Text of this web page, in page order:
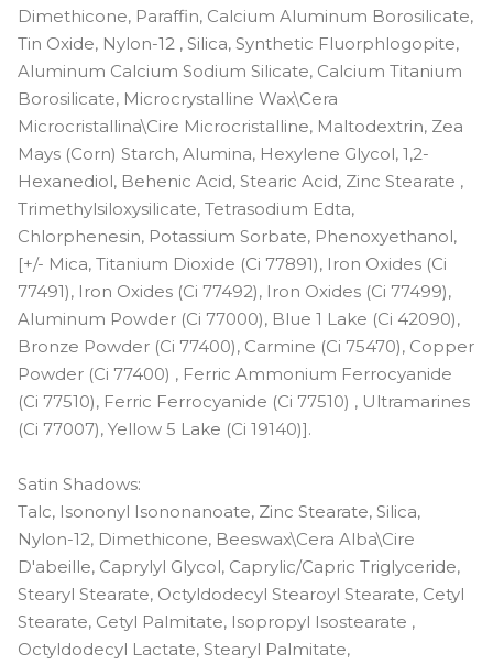
Dimethicone, Paraffin, Calcium Aluminum Borosilicate,
Tin Oxide, Nylon-12 , Silica, Synthetic Fluorphlogopite,
Aluminum Calcium Sodium Silicate, Calcium Titanium
Borosilicate, Microcrystalline Wax\Cera
Microcristallina\Cire Microcristalline, Maltodextrin, Zea
Mays (Corn) Starch, Alumina, Hexylene Glycol, 1,2-
Hexanediol, Behenic Acid, Stearic Acid, Zinc Stearate ,
Trimethylsiloxysilicate, Tetrasodium Edta,
Chlorphenesin, Potassium Sorbate, Phenoxyethanol,
[+/- Mica, Titanium Dioxide (Ci 77891), Iron Oxides (Ci
77491), Iron Oxides (Ci 77492), Iron Oxides (Ci 77499),
Aluminum Powder (Ci 77000), Blue 1 Lake (Ci 42090),
Bronze Powder (Ci 77400), Carmine (Ci 75470), Copper
Powder (Ci 77400) , Ferric Ammonium Ferrocyanide
(Ci 77510), Ferric Ferrocyanide (Ci 77510) , Ultramarines
(Ci 77007), Yellow 5 Lake (Ci 19140)].
Satin Shadows:
Talc, Isononyl Isononanoate, Zinc Stearate, Silica,
Nylon-12, Dimethicone, Beeswax\Cera Alba\Cire
D'abeille, Caprylyl Glycol, Caprylic/Capric Triglyceride,
Stearyl Stearate, Octyldodecyl Stearoyl Stearate, Cetyl
Stearate, Cetyl Palmitate, Isopropyl Isostearate ,
Octyldodecyl Lactate, Stearyl Palmitate,